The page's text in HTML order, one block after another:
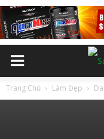
Trang Chủ Làm Đẹp